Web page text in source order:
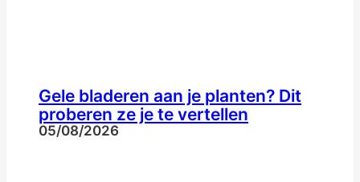
Gele bladeren aan je planten? Dit
proberen ze je te vertellen
05/08/2026